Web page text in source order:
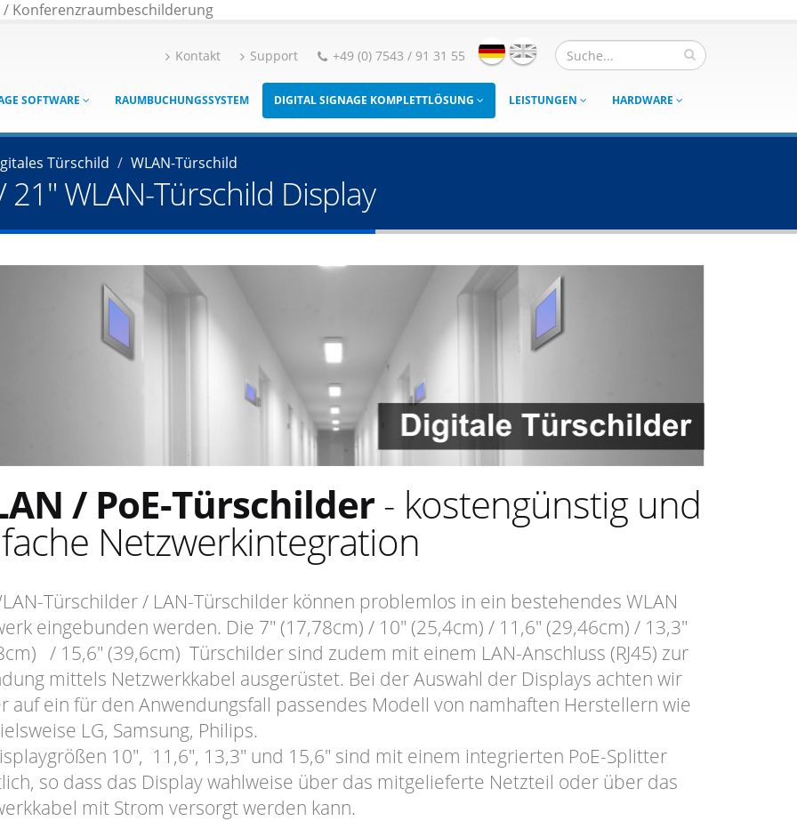
Konferenzraumbeschilderung
Kontakt Support +49 (0) 7543 / 91 31 55
SOFTWARE RAUMBUCHUNGSSYSTEM DIGITAL SIGNAGE KOMPLETTLÖSUNG LEISTUNGEN HARDWARE
Türschild WLAN-Türschild
WLAN-Türschild Display
/ PoE-Türschilder- kostengünstig und
Netzwerkintegration
Türschilder / LAN-Türschilder können problemlos in ein bestehendes WLAN
eingebunden werden. Die 7" (17,78cm) / 10" (25,4cm) / 11,6" (29,46cm) / 13,3"
/ 15,6" (39,6cm) Türschilder sind zudem mit einem LAN-Anschluss (RJ45) zur
mittels Netzwerkkabel ausgerüstet. Bei der Auswahl der Displays achten wir
auf ein für den Anwendungsfall passendes Modell von namhaften Herstellern wie
LG, Samsung, Philips.
10", 11,6", 13,3" und 15,6" sind mit einem integrierten PoE-Splitter
so dass das Display wahlweise über das mitgelieferte Netzteil oder über das
mit Strom versorgt werden kann.